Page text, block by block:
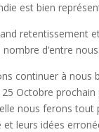
est bien
retentissement
d’entre nous.
continuer à nous
25 Octobre
nous ferons tout
leurs idées